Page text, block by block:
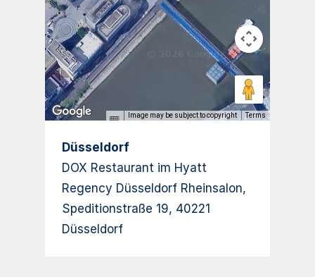
Image may be subject to copyright Terms
Düsseldorf
DOX Restaurant im Hyatt
Regency Düsseldorf Rheinsalon,
Speditionstraße 19, 40221
Düsseldorf